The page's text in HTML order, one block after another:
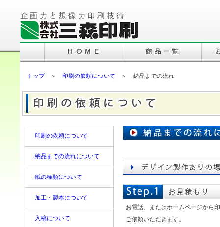
トップ＞ 印刷の依頼について ＞ 納品までの流れ
印刷の依頼について
納品までの流れについて
紙の種類について
加工・製本について
入稿について
お電話、またはホームページから
ご依頼いただきます。